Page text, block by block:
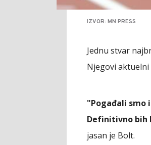
IZVOR: MN PRESS
Jednu stvar
Njegovi aktuelni
"Pogađali smo
Definitivno bih
jasan je Bolt.